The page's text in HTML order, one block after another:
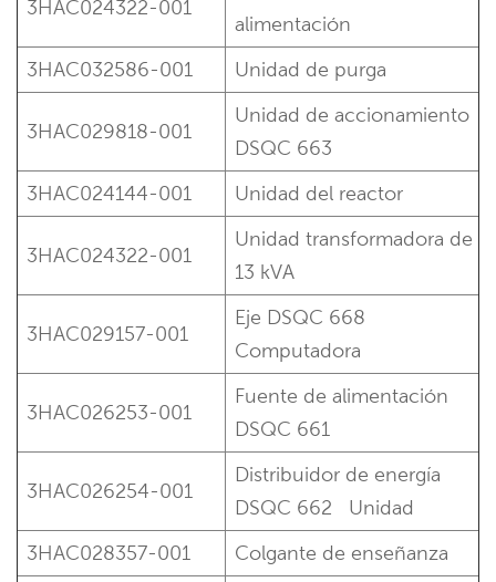
3HAC024322-001
alimentación
3HAC032586-001
Unidad de purga
3HAC029818-001
Unidad de accionamiento
DSQC 663
3HAC024144-001
Unidad del reactor
3HAC024322-001
Unidad transformadora de
13 kVA
3HAC029157-001
Eje DSQC 668
Computadora
3HAC026253-001
Fuente de alimentación
DSQC 661
3HAC026254-001
Distribuidor de energía
DSQC 662
Unidad
3HAC028357-001
Colgante de enseñanza